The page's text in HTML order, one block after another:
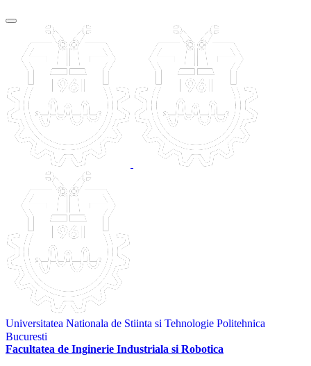
Universitatea Nationala de Stiinta si Tehnologie Politehnica
Bucuresti
Facultatea de Inginerie Industriala si Robotica